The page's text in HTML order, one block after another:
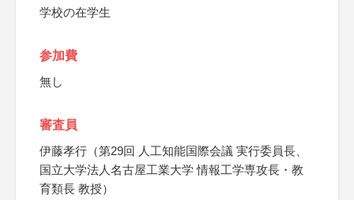
学校の在学生
参加費
無し
審査員
伊藤孝行（第29回 人工知能国際会議 実行委員長、
国立大学法人名古屋工業大学 情報工学専攻長・教
育類長 教授）